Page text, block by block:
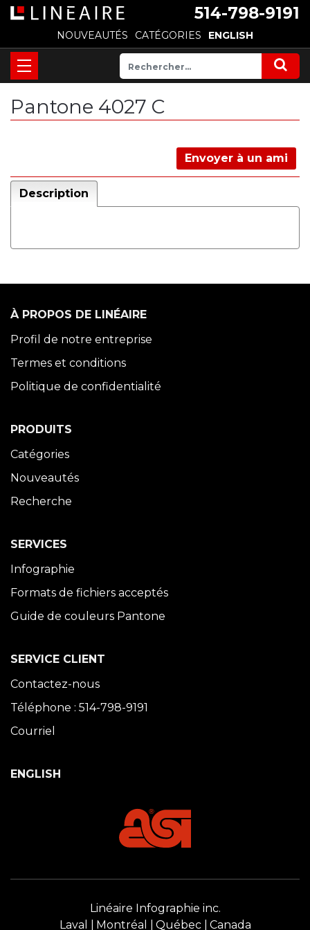
514-798-9191
NOUVEAUTÉS CATÉGORIES ENGLISH
Pantone 4027 C
Envoyer à un ami
Description
À PROPOS DE LINÉAIRE
Profil de notre entreprise
Termes et conditions
Politique de confidentialité
PRODUITS
Catégories
Nouveautés
Recherche
SERVICES
Infographie
Formats de fichiers acceptés
Guide de couleurs Pantone
SERVICE CLIENT
Contactez-nous
Téléphone : 514-798-9191
Courriel
ENGLISH
Linéaire Infographie inc.
Laval
Montréal Québec Canada